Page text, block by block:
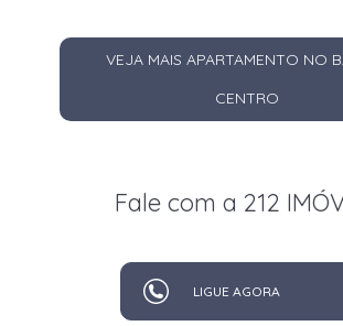
VEJA MAIS APARTAMENTO NO
CENTRO
Fale com a 212
LIGUE AGORA